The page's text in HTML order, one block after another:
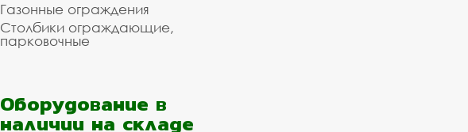
Газонные ограждения
Столбики ограждающие,
парковочные
Оборудование в
наличии на складе